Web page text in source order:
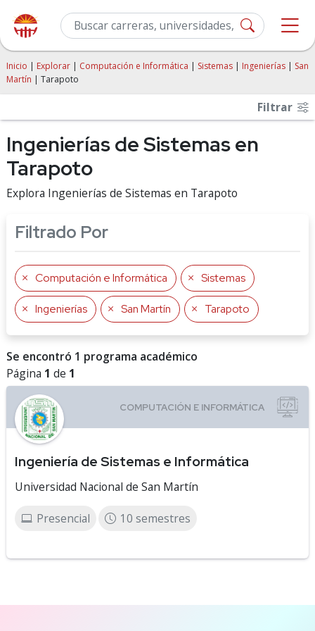
Inicio | Explorar | Computación e Informática | Sistemas | Ingenierías | San
Martín | Tarapoto
Filtrar
Ingenierías de Sistemas en
Tarapoto
Explora Ingenierías de Sistemas en Tarapoto
Filtrado Por
Computación e Informática Sistemas
Ingenierías San Martín Tarapoto
Se encontró 1 programa académico
Página 1 de 1
Ingeniería de Sistemas e Informática
Universidad Nacional de San Martín
Presencial 10 semestres